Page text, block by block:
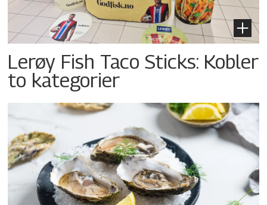
Lerøy Fish Taco Sticks: Kobler
to kategorier